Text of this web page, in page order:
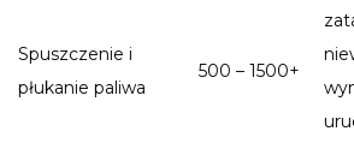
Spuszczenie i
płukanie paliwa
500 – 1500+